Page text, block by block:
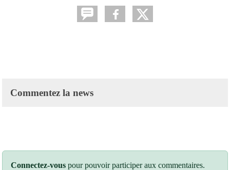
Commentez la news
Connectez-vous pour pouvoir participer aux commentaires.